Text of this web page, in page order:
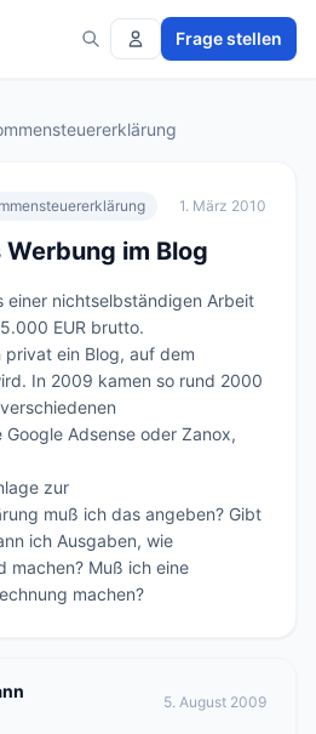
Frage stellen
1. März 2010
Werbung im Blog
einer nichtselbständigen Arbeit
EUR brutto.
ein Blog, auf dem
In 2009 kamen so rund 2000
Adsense oder Zanox,
zur
muß ich das angeben? Gibt
ich Ausgaben, wie
machen? Muß ich eine
machen?
5. August 2009